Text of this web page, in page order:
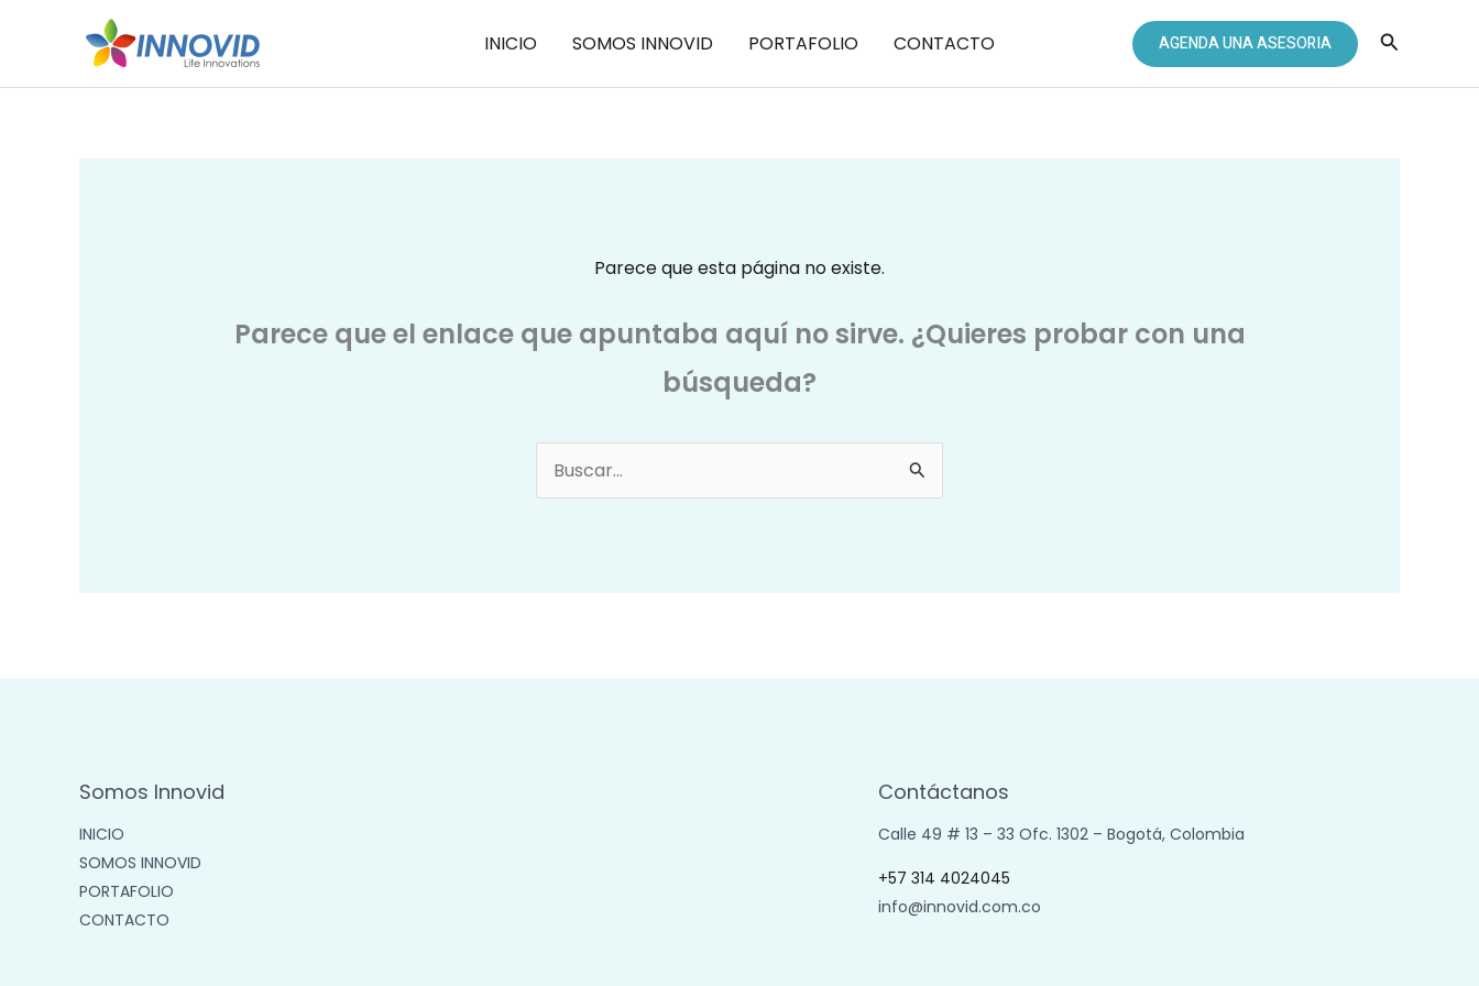
INICIO SOMOS INNOVID PORTAFOLIO CONTACTO AGENDA UNA ASESORIA Buscar
Parece que esta página no existe.
Parece que el enlace que apuntaba aquí no sirve. ¿Quieres probar con una
búsqueda?
Buscar
por:
Somos Innovid
INICIO
SOMOS INNOVID
PORTAFOLIO
CONTACTO
Contáctanos
Calle 49 # 13 – 33 Ofc. 1302 – Bogotá, Colombia
+57 314 4024045
info@innovid.com.co